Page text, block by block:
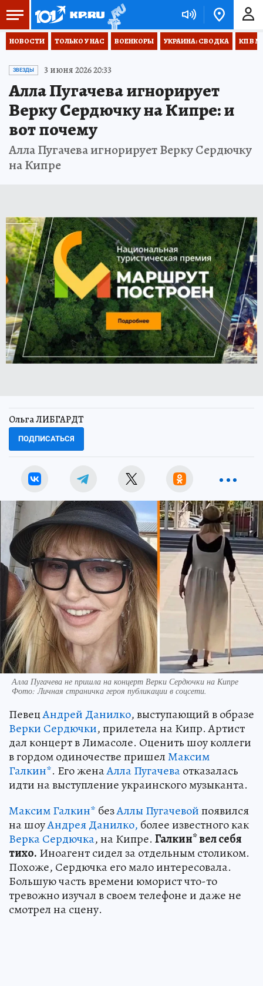
НОВОСТИ ТОЛЬКО У НАС ВОЕНКОРЫ УКРАИНА: СВОДКА КП В
ЗВЕЗДЫ 3 июня 2026 20:33
Алла Пугачева игнорирует
Верку Сердючку на Кипре: и
вот почему
Алла Пугачева игнорирует Верку Сердючку
на Кипре
Ольга ЛИБГАРДТ
ПОДПИСАТЬСЯ
Алла Пугачева не пришла на концерт Верки Сердючки на Кипре
Фото:Личная страничка героя публикации в соцсети.
ПевецАндрей Данилко, выступающий в образе
Верки Сердючки, прилетела на Кипр. Артист
дал концерт в Лимасоле. Оценить шоу коллеги
в гордом одиночестве пришелМаксим
Галкин*. Его женаАлла Пугачеваотказалась
идти на выступление украинского музыканта.
Максим Галкин* безАллы Пугачевойпоявился
на шоуАндрея Данилко, более известного как
Верка Сердючка, на Кипре. Галкин* вел себя
тихо. Иноагент сидел за отдельным столиком.
Похоже, Сердючка его мало интересовала.
Большую часть времени юморист что-то
тревожно изучал в своем телефоне и даже не
смотрел на сцену.